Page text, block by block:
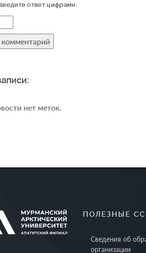
ответ цифрами:
нет меток.
ПОЛЕЗНЫЕ
Сведения об
организации